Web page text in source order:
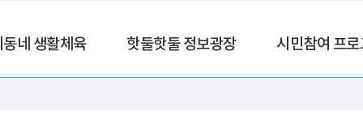
네 생활체육 핫둘핫둘 정보광장 시민참여 프